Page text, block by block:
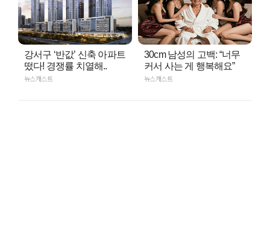
강서구 ‘반값’ 신축 아파트
떴다! 경쟁률 치열해..
뉴스캐스트
30cm 남성의 고백: “너무
커서 사는 게 행복해요”
뉴스캐스트